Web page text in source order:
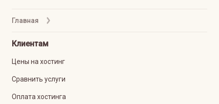
Главная
Клиентам
Цены на хостинг
Сравнить услуги
Оплата хостинга